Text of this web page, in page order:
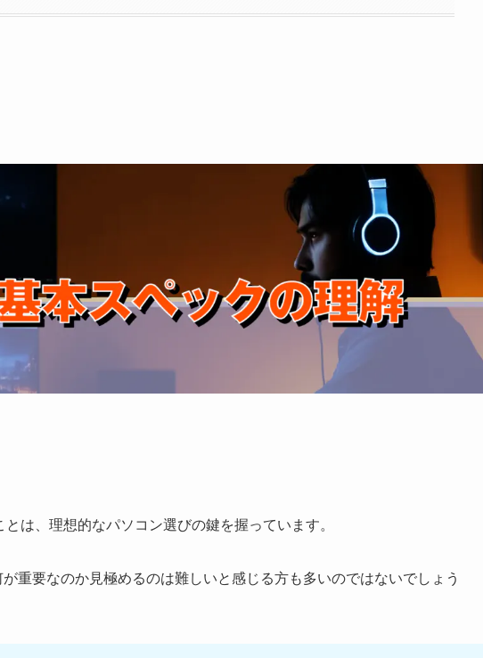
は、理想的なパソコン選びの鍵を握っています。
重要なのか見極めるのは難しいと感じる方も多いのではないでしょう